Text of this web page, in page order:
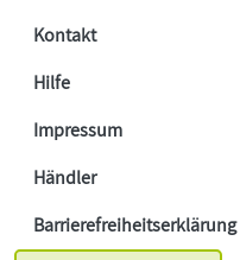
Kontakt
Hilfe
Impressum
Händler
Barrierefreiheitserklärung